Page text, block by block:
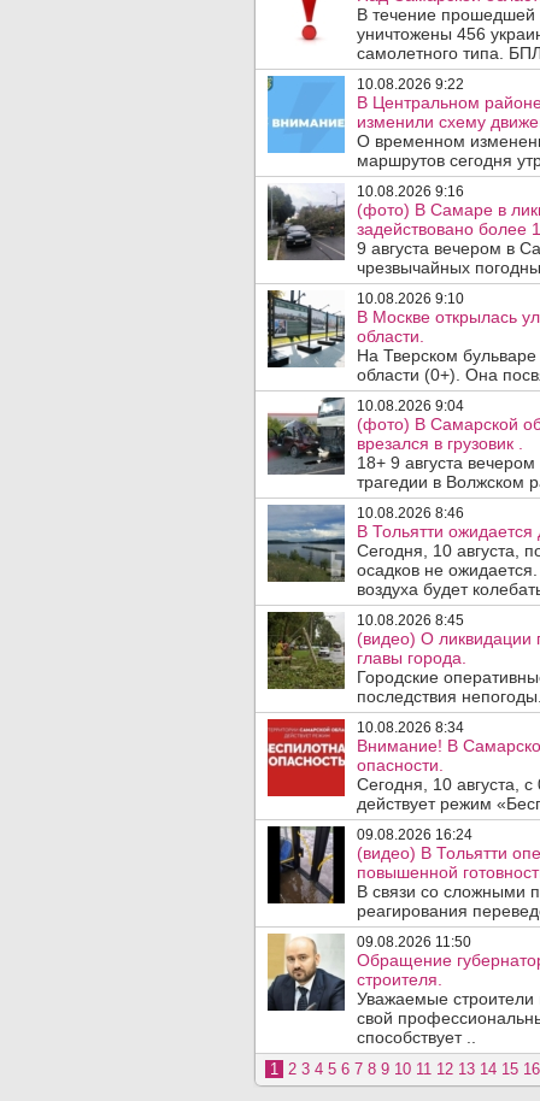
В течение
уничтожены 456
самолетного типа.
10.08.2026 9:22
В Центральном
изменили схему
О временном
маршрутов сегодня
10.08.2026 9:16
(фото) В Самаре в
задействовано более
9 августа вечером в
чрезвычайных
10.08.2026 9:10
В Москве открылась
области.
На Тверском
области (0+). Она
10.08.2026 9:04
(фото) В Самарской
врезался в грузовик .
18+ 9 августа
трагедии в Волжском
10.08.2026 8:46
В Тольятти ожидается
Сегодня, 10 августа,
осадков не
воздуха будет
10.08.2026 8:45
(видео) О ликвидации
главы города.
Городские
последствия
10.08.2026 8:34
Внимание! В
опасности.
Сегодня, 10 августа,
действует режим
09.08.2026 16:24
(видео) В Тольятти
повышенной
В связи со сложными
реагирования
09.08.2026 11:50
Обращение
строителя.
Уважаемые строители
свой
способствует ..
1 2 3 4 5 6 7 8 9 10 11 12 13 14 15 16